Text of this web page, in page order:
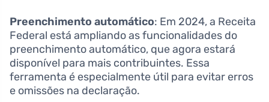
Preenchimento automático: Em 2024, a Receita
Federal está ampliando as funcionalidades do
preenchimento automático, que agora estará
disponível para mais contribuintes. Essa
ferramenta é especialmente útil para evitar erros
e omissões na declaração.